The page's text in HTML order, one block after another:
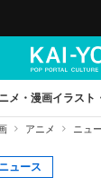
メ・漫画イラスト
アニメ ニュ
ニュース